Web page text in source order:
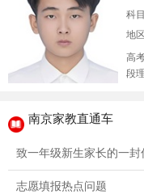
地
高
段
南京家教直通车
致一年级新生家长的一封
志愿填报热点问题